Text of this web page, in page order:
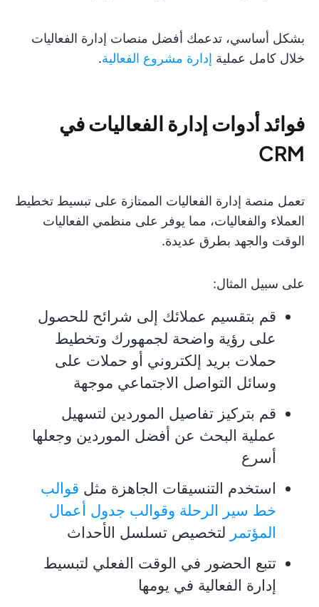
بشكل أساسي، تدعمك أفضل منصات إدارة الفعاليات
خلال كامل عملية إدارة مشروع الفعالية.
فوائد أدوات إدارة الفعاليات في
CRM
تعمل منصة إدارة الفعاليات الممتازة على تبسيط تخطيط
العملاء والفعاليات، مما يوفر على منظمي الفعاليات
الوقت والجهد بطرق عديدة.
على سبيل المثال:
قم بتقسيم عملائك إلى شرائح للحصول
على رؤية واضحة لجمهورك وتخطيط
حملات بريد إلكتروني أو حملات على
وسائل التواصل الاجتماعي موجهة
قم بتركيز تفاصيل الموردين لتسهيل
عملية البحث عن أفضل الموردين وجعلها
أسرع
استخدم التنسيقات الجاهزة مثل قوالب
خط سير الرحلة وقوالب جدول أعمال
المؤتمر لتخصيص تسلسل الأحداث
تتبع الحضور في الوقت الفعلي لتبسيط
إدارة الفعالية في يومها